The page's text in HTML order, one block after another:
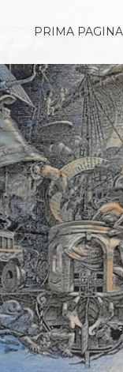
PRIMA PAGINA